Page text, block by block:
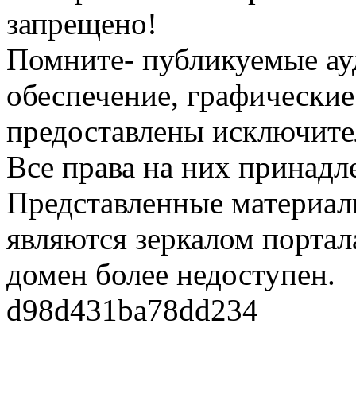
запрещено!
Помните- публикуемые
обеспечение,
предоставлены
Все права на них
Представленные
являются зеркалом
домен более недоступен.
d98d431ba78dd234